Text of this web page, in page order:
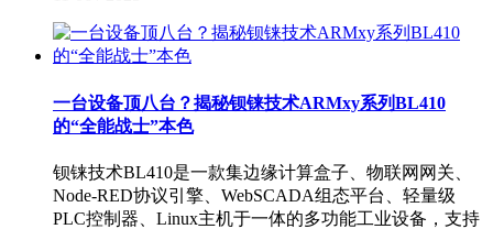
一台设备顶八台？揭秘钡铼技术ARMxy系列BL410
的“全能战士”本色
钡铼技术BL410是一款集边缘计算盒子、物联网网关、
Node-RED协议引擎、WebSCADA组态平台、轻量级
PLC控制器、Linux主机于一体的多功能工业设备，支持